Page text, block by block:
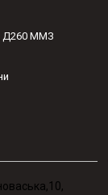
Д260 ММЗ